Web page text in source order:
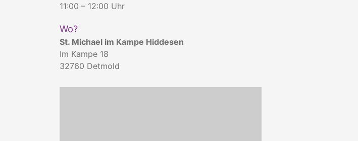
11:00 – 12:00 Uhr
Wo?
St. Michael im Kampe Hiddesen
Im Kampe 18
32760 Detmold